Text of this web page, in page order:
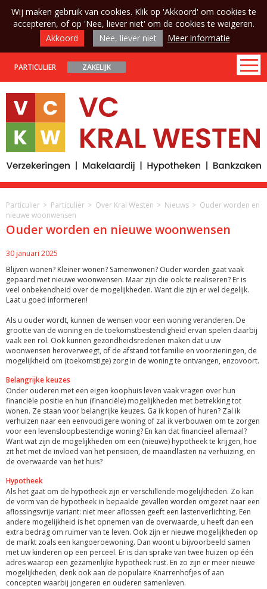
Wij maken gebruik van cookies. Klik op 'Akkoord' om cookies te
accepteren, of op 'Nee, liever niet' om de cookies te weigeren.
Akkoord
Nee, liever niet Meer informatie
PARTICULIER ZAKELIJK
Particulier Particulier Over Kral Westen Nieuws
Ouder worden en
nieuwe woonwensen
Ouder worden en nieuwe woonwensen
30 januari 2025
Blijven wonen? Kleiner wonen? Samenwonen? Ouder worden gaat vaak
gepaard met nieuwe woonwensen. Maar zijn die ook te realiseren? Er is
veel onbekendheid over de mogelijkheden. Want die zijn er wel degelijk.
Laat u goed informeren!
Als u ouder wordt, kunnen de wensen voor een woning veranderen. De
grootte van de woning en de toekomstbestendigheid ervan spelen daarbij
vaak een rol. Ook kunnen gezondheidsredenen maken dat u uw
woonwensen heroverweegt, of de afstand tot familie en voorzieningen, de
mogelijkheid om (toekomstige) zorg in de woning te ontvangen, enzovoort.
Belangrijke keuzes
Onder ouderen met een eigen koophuis leven vaak vragen over hun
financiële positie en hun (financiële) mogelijkheden met betrekking tot
wonen. Ze staan voor belangrijke keuzes. Ga ik kopen of huren? Zal ik
verhuizen naar een eenvoudigere woning of zal ik verbouwen om te zorgen
voor een levensloopbestendige woning? En kan dat financieel allemaal?
Want wat zijn de mogelijkheden om een (nieuwe) hypotheek te krijgen, hoe
zit het met de invloed van het pensioen, de maandlasten na verhuizing, en
de overwaarde van het huis?
Hypotheek
Als het gaat om de hypotheek zijn er verschillende mogelijkheden. Zo kan
de vorm van de hypotheek in bepaalde gevallen worden omgezet naar een
aflossingsvrije variant: niet meer aflossen geeft een lastenverlichting. Een
andere mogelijkheid is het opnemen van de overwaarde, u heeft dan een
extra bedrag om ruimer van te leven. Ook zijn er nieuwe mogelijkheden op
de markt zoals een kangoeroewoning. Dan woont u bijvoorbeeld samen
met uw kinderen op een perceel. Er is dan sprake van twee huizen op één
adres waarop een gezamenlijke hypotheek rust. En zo zijn er meer nieuwe
mogelijkheden, denk ook aan de populaire Knarrenhofjes of aan
concepten waarbij jongeren en ouderen samenleven.